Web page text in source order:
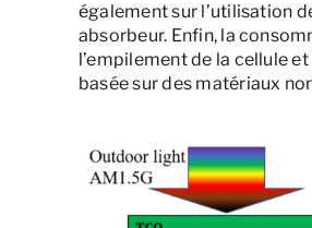
également sur l’utilisation
absorbeur. Enfin, la
l’empilement de la cellule
basée sur des matériaux